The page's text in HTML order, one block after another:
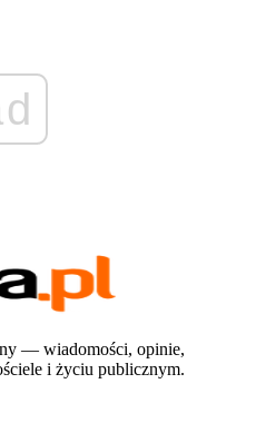
— wiadomości, opinie,
i życiu publicznym.